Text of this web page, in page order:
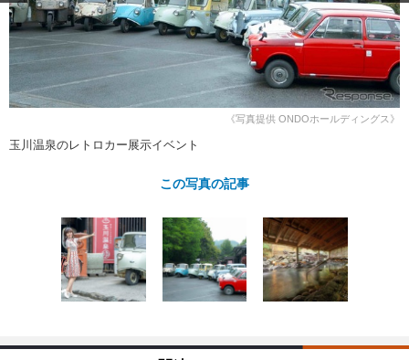
鈑金・塗装
ヘッドライト磨き コーティング
フィルム・ラッピング
小キズ直し 防錆
特集記事
ストップ 不具合修理＆粗悪修理
カーメーカー「旧車」関連プロジェ
クト
ショップレポート プロショップ検索
レストア
カーメーカー「旧車」関連プロジ
イベント
《写真提供 ONDOホールディングス》
玉川温泉のレトロカー展示イベント
この写真の記事